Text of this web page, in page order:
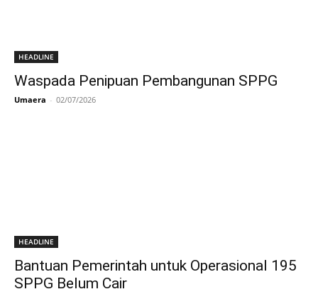
HEADLINE
Waspada Penipuan Pembangunan SPPG
Umaera - 02/07/2026
HEADLINE
Bantuan Pemerintah untuk Operasional 195
SPPG Belum Cair